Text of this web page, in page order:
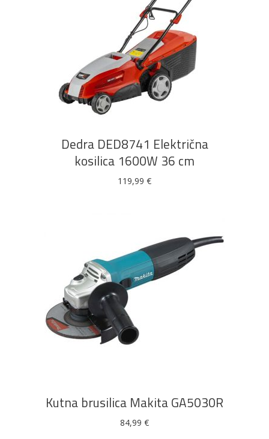
DODAJ U KOŠARICU
Dedra DED8741 Električna
kosilica 1600W 36 cm
119,99 €
DODAJ U KOŠARICU
Kutna brusilica Makita GA5030R
84,99 €